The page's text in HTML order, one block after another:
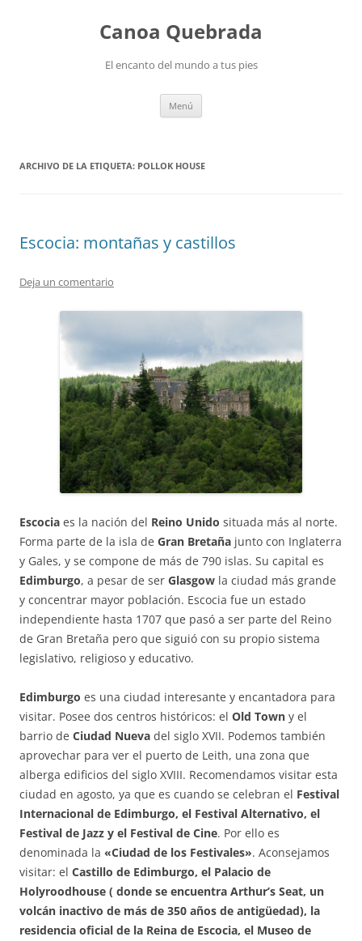
Canoa Quebrada
El encanto del mundo a tus pies
Menú
ARCHIVO DE LA ETIQUETA: POLLOK HOUSE
Escocia: montañas y castillos
Deja un comentario
Escocia es la nación del Reino Unido situada más al norte.
Forma parte de la isla de Gran Bretaña junto con Inglaterra
y Gales, y se compone de más de 790 islas. Su capital es
Edimburgo, a pesar de ser Glasgow la ciudad más grande
y concentrar mayor población. Escocia fue un estado
independiente hasta 1707 que pasó a ser parte del Reino
de Gran Bretaña pero que siguió con su propio sistema
legislativo, religioso y educativo.
Edimburgo es una ciudad interesante y encantadora para
visitar. Posee dos centros históricos: el Old Town y el
barrio de Ciudad Nueva del siglo XVII. Podemos también
aprovechar para ver el puerto de Leith, una zona que
alberga edificios del siglo XVIII. Recomendamos visitar esta
ciudad en agosto, ya que es cuando se celebran el Festival
Internacional de Edimburgo, el Festival Alternativo, el
Festival de Jazz y el Festival de Cine. Por ello es
denominada la «Ciudad de los Festivales». Aconsejamos
visitar: el Castillo de Edimburgo, el Palacio de
Holyroodhouse ( donde se encuentra Arthur’s Seat, un
volcán inactivo de más de 350 años de antigüedad), la
residencia oficial de la Reina de Escocia, el Museo de